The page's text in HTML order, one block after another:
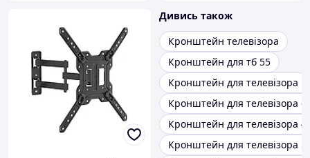
Дивись також
Кронштейн телевізора
Кронштейн для тб 55
Кронштейн для телевізора
Кронштейн для телевізора
Кронштейн для телевізора
Кронштейн для телевізора